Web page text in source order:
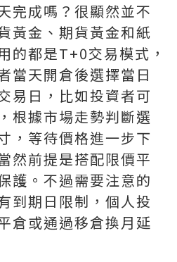
完成嗎？很顯然並不
黃金、期貨黃金和紙
的都是T+0交易模式，
當天開倉後選擇當日
易日，比如投資者可
根據市場走勢判斷選
，等待價格進一步下
然前提是搭配限價平
護。不過需要注意的
到期日限制，個人投
倉或通過移倉換月延